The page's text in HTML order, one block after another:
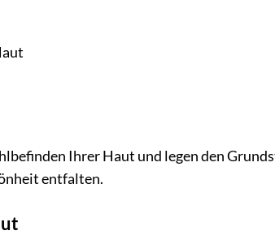
Ihrer Haut und legen den
entfalten.